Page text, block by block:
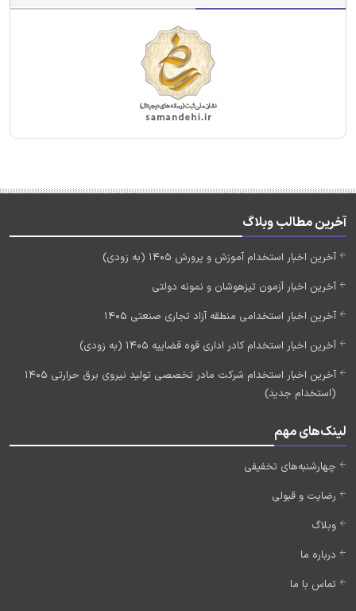
آخرین مطالب وبلاگ
آخرین اخبار استخدام آموزش و پرورش 1405 (به زودی)
آخرین اخبار آزمون تیزهوشان و نمونه دولتی
آخرین اخبار استخدامی منطقه آزاد تجاری صنعتی 1405
آخرین اخبار استخدام کادر اداری قوه قضاییه 1405 (به زودی)
آخرین اخبار استخدام شرکت مادر تخصصی تولید نیروی برق حرارتی 1405
(استخدام جدید)
لینک‌های مهم
چهارشنبه‌های تخفیفی
رضایت و قبولی
وبلاگ
درباره ما
تماس با ما